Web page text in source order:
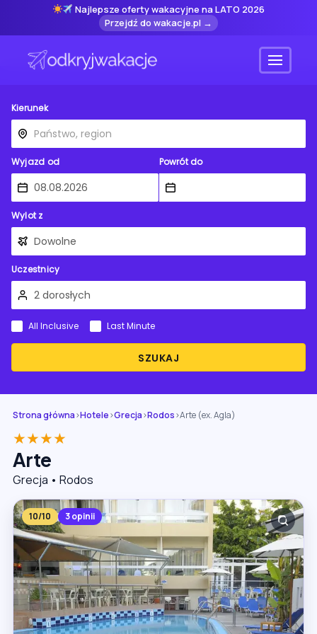
Najlepsze oferty wakacyjne na LATO 2026
Przejdź do wakacje.pl →
Menu
Kierunek
Wyjazd od Powrót do
Wylot z
Uczestnicy
SZUKAJ
All Inclusive Last Minute
Strona główna›Hotele›Grecja›Rodos›Arte (ex. Agla)
★★★★
Arte
Grecja • Rodos
10/10 3 opinii